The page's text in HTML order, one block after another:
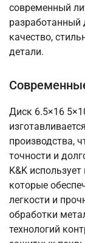
современный
разработанный
качество,
детали.
Диск 6.5×16
производства,
точности и
K&K
которые
легкости и
обработки
технологий